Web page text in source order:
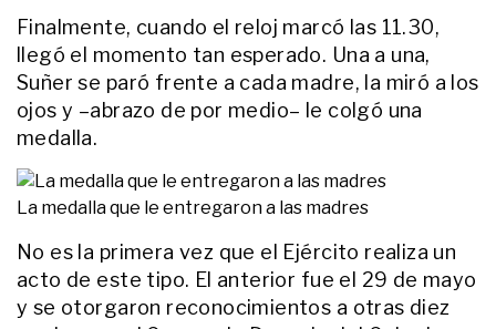
Finalmente, cuando el reloj marcó las 11.30,
llegó el momento tan esperado. Una a una,
Suñer se paró frente a cada madre, la miró a los
ojos y –abrazo de por medio– le colgó una
medalla.
La medalla que le entregaron a las madres
No es la primera vez que el Ejército realiza un
acto de este tipo. El anterior fue el 29 de mayo
y se otorgaron reconocimientos a otras diez
ACTUALIDAD
Murió a los 95 años Taty Almeida,
presidenta de Madres de Plaza de
Mayo
pero un día cambió
Administración por los medios:
periodista "incondicional" de
Maradona y Messi
ENTRETENIMIENTO
La desgarradora carta del hijo de
Ernestina Pais a casi un mes de su